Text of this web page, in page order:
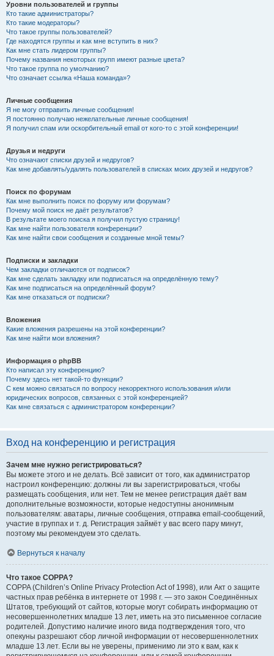
Уровни пользователей и группы
Кто такие администраторы?
Кто такие модераторы?
Что такое группы пользователей?
Где находятся группы и как мне вступить в них?
Как мне стать лидером группы?
Почему названия некоторых групп имеют разные цвета?
Что такое группа по умолчанию?
Что означает ссылка «Наша команда»?
Личные сообщения
Я не могу отправить личные сообщения!
Я постоянно получаю нежелательные личные сообщения!
Я получил спам или оскорбительный email от кого-то с этой конференции!
Друзья и недруги
Что означают списки друзей и недругов?
Как мне добавлять/удалять пользователей в списках моих друзей и недругов?
Поиск по форумам
Как мне выполнить поиск по форуму или форумам?
Почему мой поиск не даёт результатов?
В результате моего поиска я получил пустую страницу!
Как мне найти пользователя конференции?
Как мне найти свои сообщения и созданные мной темы?
Подписки и закладки
Чем закладки отличаются от подписок?
Как мне сделать закладку или подписаться на определённую тему?
Как мне подписаться на определённый форум?
Как мне отказаться от подписки?
Вложения
Какие вложения разрешены на этой конференции?
Как мне найти мои вложения?
Информация о phpBB
Кто написал эту конференцию?
Почему здесь нет такой-то функции?
С кем можно связаться по вопросу некорректного использования и/или
юридических вопросов, связанных с этой конференцией?
Как мне связаться с администратором конференции?
Вход на конференцию и регистрация
Зачем мне нужно регистрироваться?
Вы можете этого и не делать. Всё зависит от того, как администратор
настроил конференцию: должны ли вы зарегистрироваться, чтобы
размещать сообщения, или нет. Тем не менее регистрация даёт вам
дополнительные возможности, которые недоступны анонимным
пользователям: аватары, личные сообщения, отправка email-сообщений,
участие в группах и т. д. Регистрация займёт у вас всего пару минут,
поэтому мы рекомендуем это сделать.
Вернуться к началу
Что такое COPPA?
COPPA (Children’s Online Privacy Protection Act of 1998), или Акт о защите
частных прав ребёнка в интернете от 1998 г. — это закон Соединённых
Штатов, требующий от сайтов, которые могут собирать информацию от
несовершеннолетних младше 13 лет, иметь на это письменное согласие
родителей. Допустимо наличие иного вида подтверждения того, что
опекуны разрешают сбор личной информации от несовершеннолетних
младше 13 лет. Если вы не уверены, применимо ли это к вам, как к